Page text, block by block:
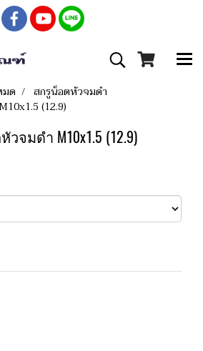
ด
สกรูน็อตหัวจมดำ
(12.9)
จมดำ M10x1.5 (12.9)